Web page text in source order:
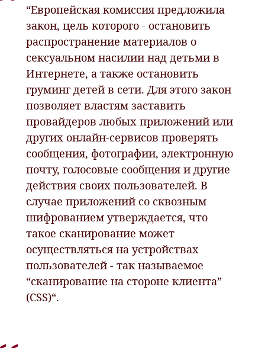
“Европейская комиссия предложила
закон, цель которого - остановить
распространение материалов о
сексуальном насилии над детьми в
Интернете, а также остановить
груминг детей в сети. Для этого закон
позволяет властям заставить
провайдеров любых приложений или
других онлайн-сервисов проверять
сообщения, фотографии, электронную
почту, голосовые сообщения и другие
действия своих пользователей. В
случае приложений со сквозным
шифрованием утверждается, что
такое сканирование может
осуществляться на устройствах
пользователей - так называемое
“сканирование на стороне клиента”
(CSS)“.